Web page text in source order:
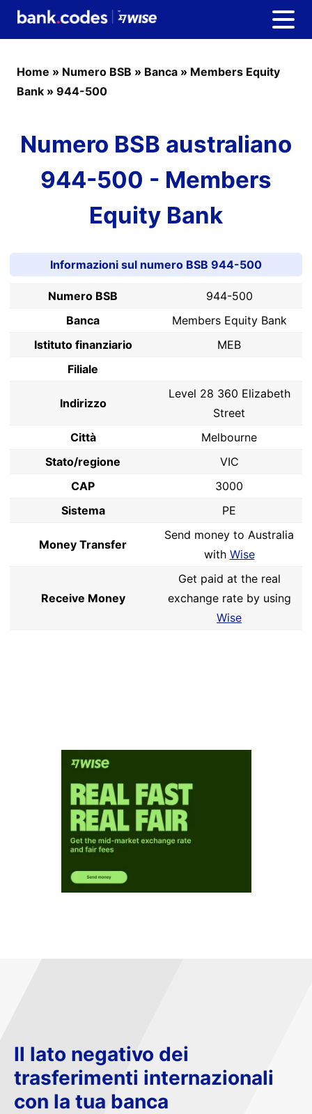
Home » Numero BSB » Banca » Members Equity
Bank » 944-500
Numero BSB australiano
944-500 - Members
Equity Bank
Informazioni sul numero BSB 944-500
Numero BSB
944-500
Banca
Members Equity Bank
Istituto finanziario
MEB
Filiale
Indirizzo
Level 28 360 Elizabeth
Street
Città
Melbourne
Stato/regione
VIC
CAP
3000
Sistema
PE
Money Transfer
Send money to Australia
with Wise
Receive Money
Get paid at the real
exchange rate by using
Wise
Il lato negativo dei
trasferimenti internazionali
con la tua banca